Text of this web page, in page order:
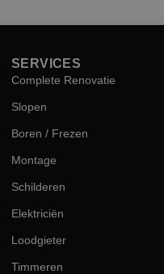
SERVICES
Complete Renovatie
Slopen
Boren / Frezen
Montage
Schilderen
Elektriciën
Loodgieter
Timmeren